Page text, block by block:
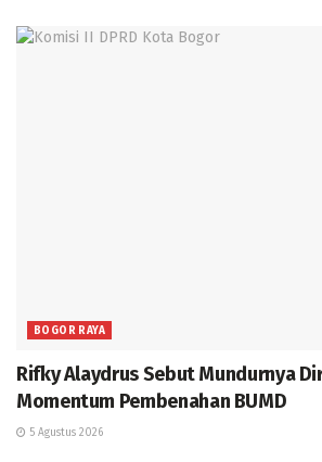
BOGOR RAYA
Rifky Alaydrus Sebut Mundurnya
Momentum Pembenahan BUMD
5 Agustus 2026